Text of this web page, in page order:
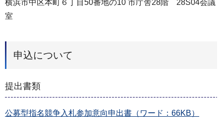
横浜市中区本町６丁目50番地の10 市庁舎28階 28S04会議
室
申込について
提出書類
公募型指名競争入札参加意向申出書（ワード：66KB）